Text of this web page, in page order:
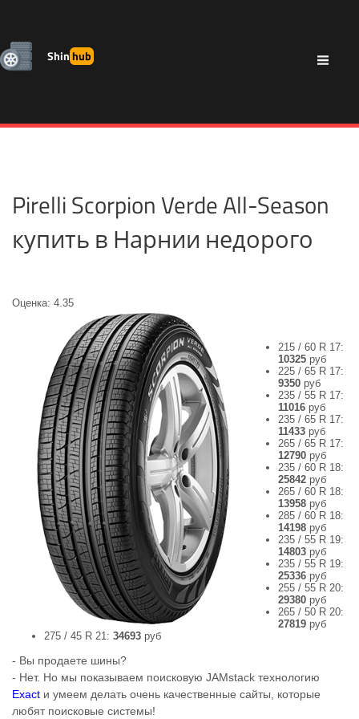
Shinhub
Pirelli Scorpion Verde All-Season
купить в Нарнии недорого
Оценка: 4.35
215 / 60 R 17:
10325 руб
225 / 65 R 17:
9350 руб
235 / 55 R 17:
11016 руб
235 / 65 R 17:
11433 руб
265 / 65 R 17:
12790 руб
235 / 60 R 18:
25842 руб
265 / 60 R 18:
13958 руб
285 / 60 R 18:
14198 руб
235 / 55 R 19:
14803 руб
235 / 55 R 19:
25336 руб
255 / 55 R 20:
29380 руб
265 / 50 R 20:
27819 руб
275 / 45 R 21: 34693 руб
- Вы продаете шины?
- Нет. Но мы показываем поисковую JAMstack технологию
Exact и умеем делать очень качественные сайты, которые
любят поисковые системы!